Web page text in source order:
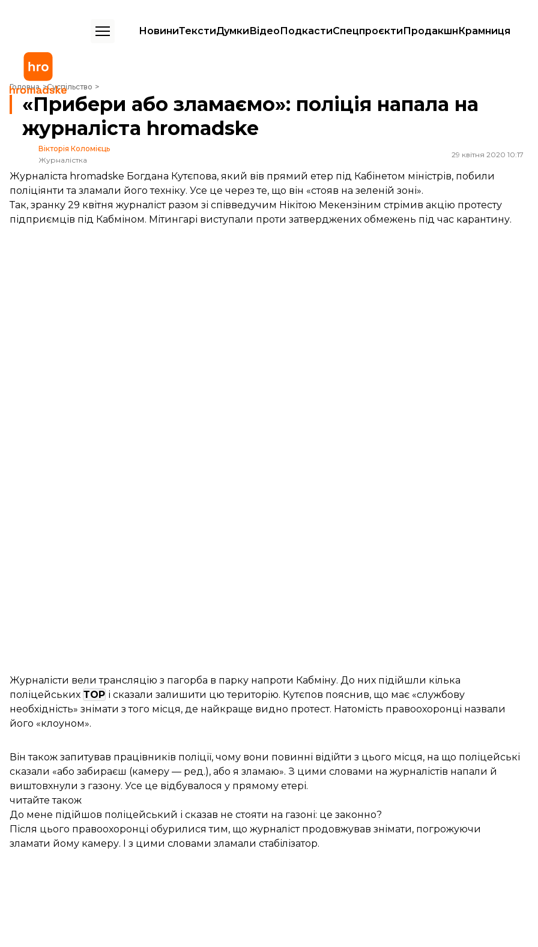
НовиниТекстиДумкиВідеоПодкастиСпецпроєктиПродакшнКрамниця
Головна Суспільство
«Прибери або зламаємо»: поліція напала на журналіста hromadske
«Прибери або зламаємо»: поліція напала на
журналіста hromadske
Вікторія Коломієць
Журналістка
29 квітня 2020 10:17
Журналіста hromadske Богдана Кутєпова, який вів прямий етер під Кабінетом міністрів, побили
поліціянти та зламали його техніку. Усе це через те, що він «стояв на зеленій зоні».
Так, зранку 29 квітня журналіст разом зі співведучим Нікітою Мекензіним стрімив акцію протесту
підприємців під Кабміном. Мітингарі виступали проти затверджених обмежень під час карантину.
Журналісти вели трансляцію з пагорба в парку напроти Кабміну. До них підійшли кілька
поліцейських ТОР і сказали залишити цю територію. Кутєпов пояснив, що має «службову
необхідність» знімати з того місця, де найкраще видно протест. Натомість правоохоронці назвали
його «клоуном».
Він також запитував працівників поліції, чому вони повинні відійти з цього місця, на що поліцейські
сказали «або забираєш (камеру — ред.), або я зламаю». З цими словами на журналістів напали й
виштовхнули з газону. Усе це відбувалося у прямому етері.
читайте також
До мене підійшов поліцейський і сказав не стояти на газоні: це законно?
Після цього правоохоронці обурилися тим, що журналіст продовжував знімати, погрожуючи
зламати йому камеру. І з цими словами зламали стабілізатор.